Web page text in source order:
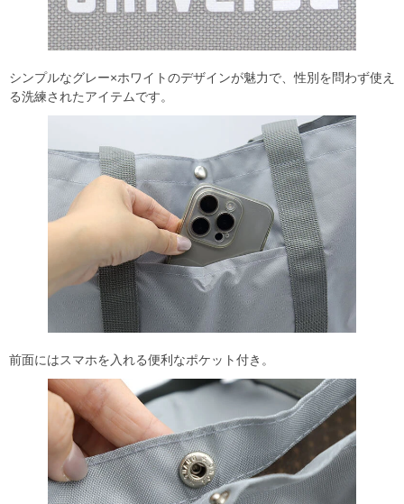
シンプルなグレー×ホワイトのデザインが魅力で、性別を問わず使え
る洗練されたアイテムです。
前面にはスマホを入れる便利なポケット付き。